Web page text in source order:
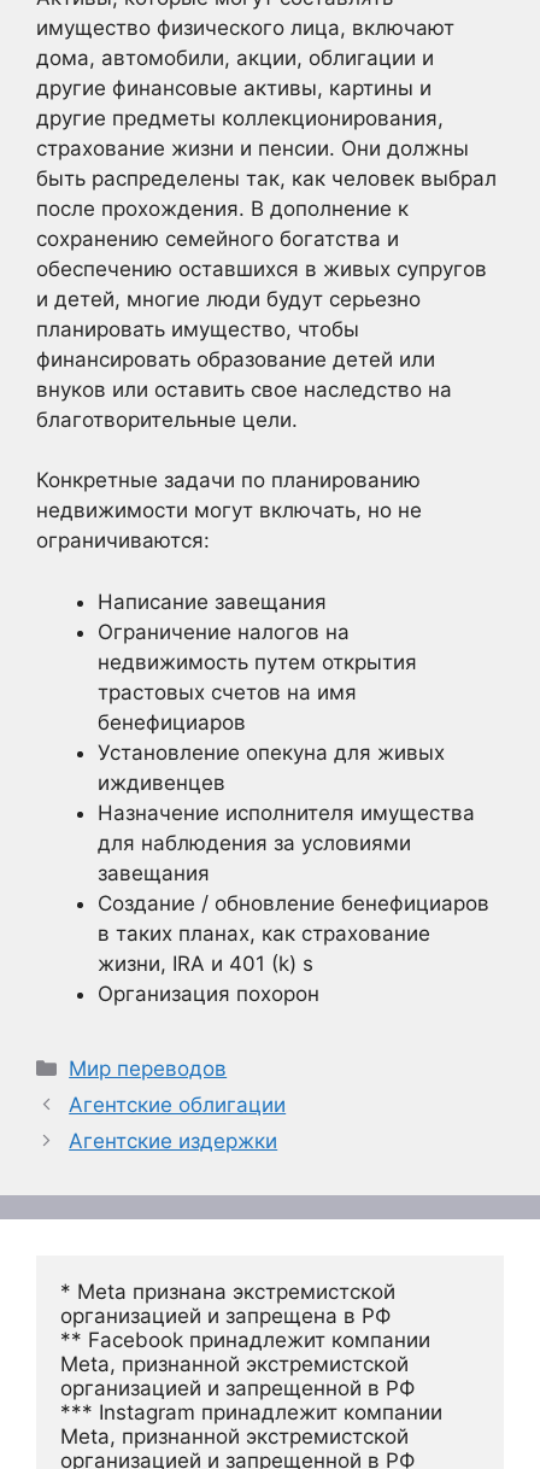
имущество физического лица, включают
дома, автомобили, акции, облигации и
другие финансовые активы, картины и
другие предметы коллекционирования,
страхование жизни и пенсии. Они должны
быть распределены так, как человек выбрал
после прохождения. В дополнение к
сохранению семейного богатства и
обеспечению оставшихся в живых супругов
и детей, многие люди будут серьезно
планировать имущество, чтобы
финансировать образование детей или
внуков или оставить свое наследство на
благотворительные цели.
Конкретные задачи по планированию
недвижимости могут включать, но не
ограничиваются:
Написание завещания
Ограничение налогов на
недвижимость путем открытия
трастовых счетов на имя
бенефициаров
Установление опекуна для живых
иждивенцев
Назначение исполнителя имущества
для наблюдения за условиями
завещания
Создание / обновление бенефициаров
в таких планах, как страхование
жизни, IRA и 401 (k) s
Организация похорон
Рубрики
Мир переводов
Агентские облигации
Агентские издержки
* Meta признана экстремистской
организацией и запрещена в РФ
** Facebook принадлежит компании
Meta, признанной экстремистской
организацией и запрещенной в РФ
*** Instagram принадлежит компании
Meta, признанной экстремистской
организацией и запрещенной в РФ